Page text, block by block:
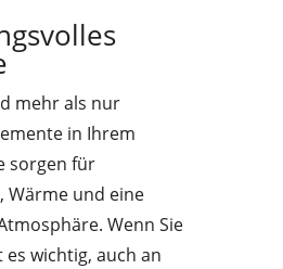
mehr als nur
in Ihrem
sorgen für
Wärme und eine
Wenn Sie
es wichtig, auch an